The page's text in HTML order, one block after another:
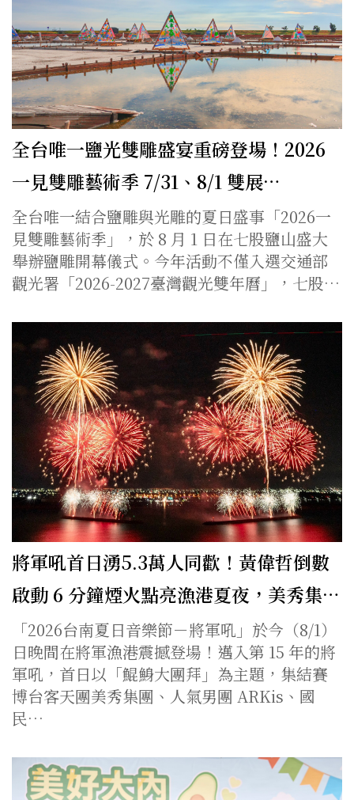
全台唯一鹽光雙雕盛宴重磅登場！2026
一見雙雕藝術季 7/31、8/1 雙展…
全台唯一結合鹽雕與光雕的夏日盛事「2026一
見雙雕藝術季」，於 8 月 1 日在七股鹽山盛大
舉辦鹽雕開幕儀式。今年活動不僅入選交通部
觀光署「2026-2027臺灣觀光雙年曆」，七股…
將軍吼首日湧5.3萬人同歡！黃偉哲倒數
啟動 6 分鐘煙火點亮漁港夏夜，美秀集…
「2026台南夏日音樂節－將軍吼」於今（8/1）
日晚間在將軍漁港震撼登場！邁入第 15 年的將
軍吼，首日以「鯤鯓大團拜」為主題，集結賽
博台客天團美秀集團、人氣男團 ARKis、國
民…